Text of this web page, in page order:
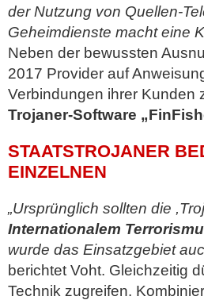
der Nutzung von Quellen-
Geheimdienste macht eine
Neben der bewussten
2017 Provider auf
Verbindungen ihrer Kunden
Trojaner-Software
STAATSTROJANER
EINZELNEN
„Ursprünglich sollten die
Internationalem
wurde das Einsatzgebiet
berichtet Voht. Gleichzeitig
Technik zugreifen.